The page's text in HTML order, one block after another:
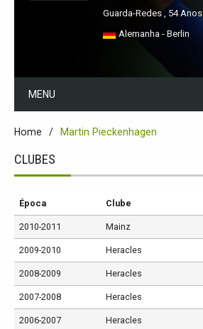
Guarda-Redes , 54 Anos
Alemanha - Berlin
MENU
Home Martin Pieckenhagen
CLUBES
Época Clube
2010-2011 Mainz
2009-2010 Heracles
2008-2009 Heracles
2007-2008 Heracles
2006-2007 Heracles